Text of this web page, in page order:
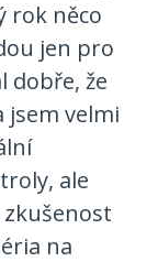
rok něco
jen pro
dobře, že
jsem velmi
ale
na